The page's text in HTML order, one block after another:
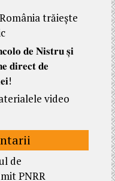
trăiește
𝐝𝐞 𝐍𝐢𝐬𝐭𝐫𝐮 𝐬̦𝐢
𝐝𝐢𝐫𝐞𝐜𝐭 𝐝𝐞
video
de
PNRR